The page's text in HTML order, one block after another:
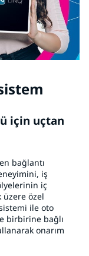
için uçtan
bağlantı
iş
iç
üzere özel
ile oto
birbirine bağlı
onarım